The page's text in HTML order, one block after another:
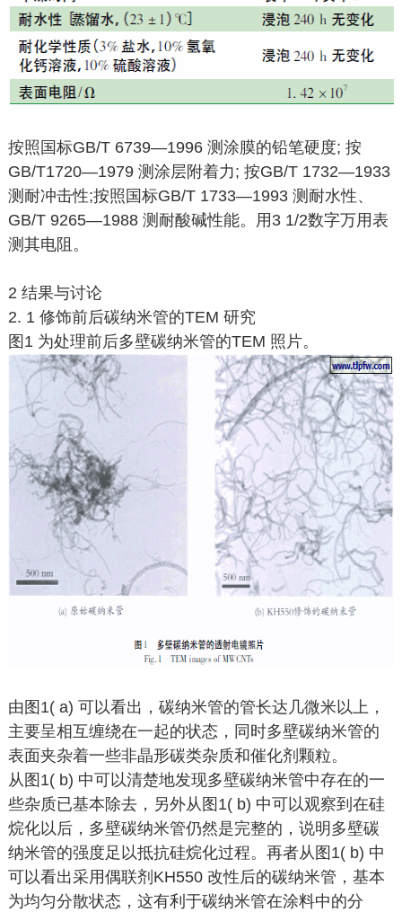
按照国标GB/T 6739—1996 测涂膜的铅笔硬度; 按
GB/T1720—1979 测涂层附着力; 按GB/T 1732—1933
测耐冲击性;按照国标GB/T 1733—1993 测耐水性、
GB/T 9265—1988 测耐酸碱性能。用3 1/2数字万用表
测其电阻。
2 结果与讨论
2. 1 修饰前后碳纳米管的TEM 研究
图1 为处理前后多壁碳纳米管的TEM 照片。
由图1( a) 可以看出，碳纳米管的管长达几微米以上，
主要呈相互缠绕在一起的状态，同时多壁碳纳米管的
表面夹杂着一些非晶形碳类杂质和催化剂颗粒。
从图1( b) 中可以清楚地发现多壁碳纳米管中存在的一
些杂质已基本除去，另外从图1( b) 中可以观察到在硅
烷化以后，多壁碳纳米管仍然是完整的，说明多壁碳
纳米管的强度足以抵抗硅烷化过程。再者从图1( b) 中
可以看出采用偶联剂KH550 改性后的碳纳米管，基本
为均匀分散状态，这有利于碳纳米管在涂料中的分